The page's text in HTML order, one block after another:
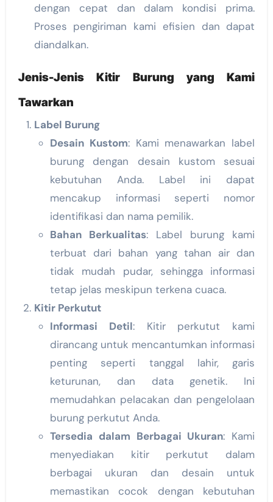
dengan cepat dan dalam kondisi prima.
Proses pengiriman kami efisien dan dapat
diandalkan.
Jenis-Jenis Kitir Burung yang Kami
Tawarkan
Label Burung
Desain Kustom: Kami menawarkan label
burung dengan desain kustom sesuai
kebutuhan Anda. Label ini dapat
mencakup informasi seperti nomor
identifikasi dan nama pemilik.
Bahan Berkualitas: Label burung kami
terbuat dari bahan yang tahan air dan
tidak mudah pudar, sehingga informasi
tetap jelas meskipun terkena cuaca.
Kitir Perkutut
Informasi Detil: Kitir perkutut kami
dirancang untuk mencantumkan informasi
penting seperti tanggal lahir, garis
keturunan, dan data genetik. Ini
memudahkan pelacakan dan pengelolaan
burung perkutut Anda.
Tersedia dalam Berbagai Ukuran: Kami
menyediakan kitir perkutut dalam
berbagai ukuran dan desain untuk
memastikan cocok dengan kebutuhan